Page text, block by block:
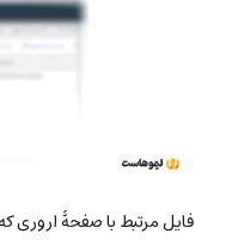
فایل مرتبط با صفحۀ اروری